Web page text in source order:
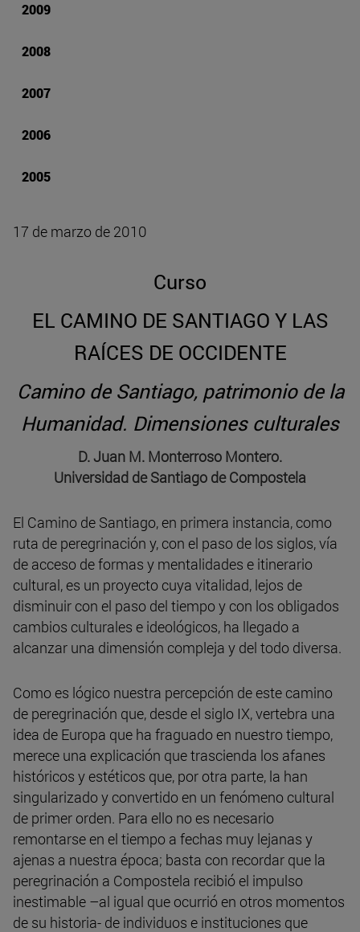
2009
2008
2007
2006
2005
17 de marzo de 2010
Curso
EL CAMINO DE SANTIAGO Y LAS
RAÍCES DE OCCIDENTE
Camino de Santiago, patrimonio de la
Humanidad. Dimensiones culturales
D. Juan M. Monterroso Montero.
Universidad de Santiago de Compostela
El Camino de Santiago, en primera instancia, como
ruta de peregrinación y, con el paso de los siglos, vía
de acceso de formas y mentalidades e itinerario
cultural, es un proyecto cuya vitalidad, lejos de
disminuir con el paso del tiempo y con los obligados
cambios culturales e ideológicos, ha llegado a
alcanzar una dimensión compleja y del todo diversa.
Como es lógico nuestra percepción de este camino
de peregrinación que, desde el siglo IX, vertebra una
idea de Europa que ha fraguado en nuestro tiempo,
merece una explicación que trascienda los afanes
históricos y estéticos que, por otra parte, la han
singularizado y convertido en un fenómeno cultural
de primer orden. Para ello no es necesario
remontarse en el tiempo a fechas muy lejanas y
ajenas a nuestra época; basta con recordar que la
peregrinación a Compostela recibió el impulso
inestimable –al igual que ocurrió en otros momentos
de su historia- de individuos e instituciones que